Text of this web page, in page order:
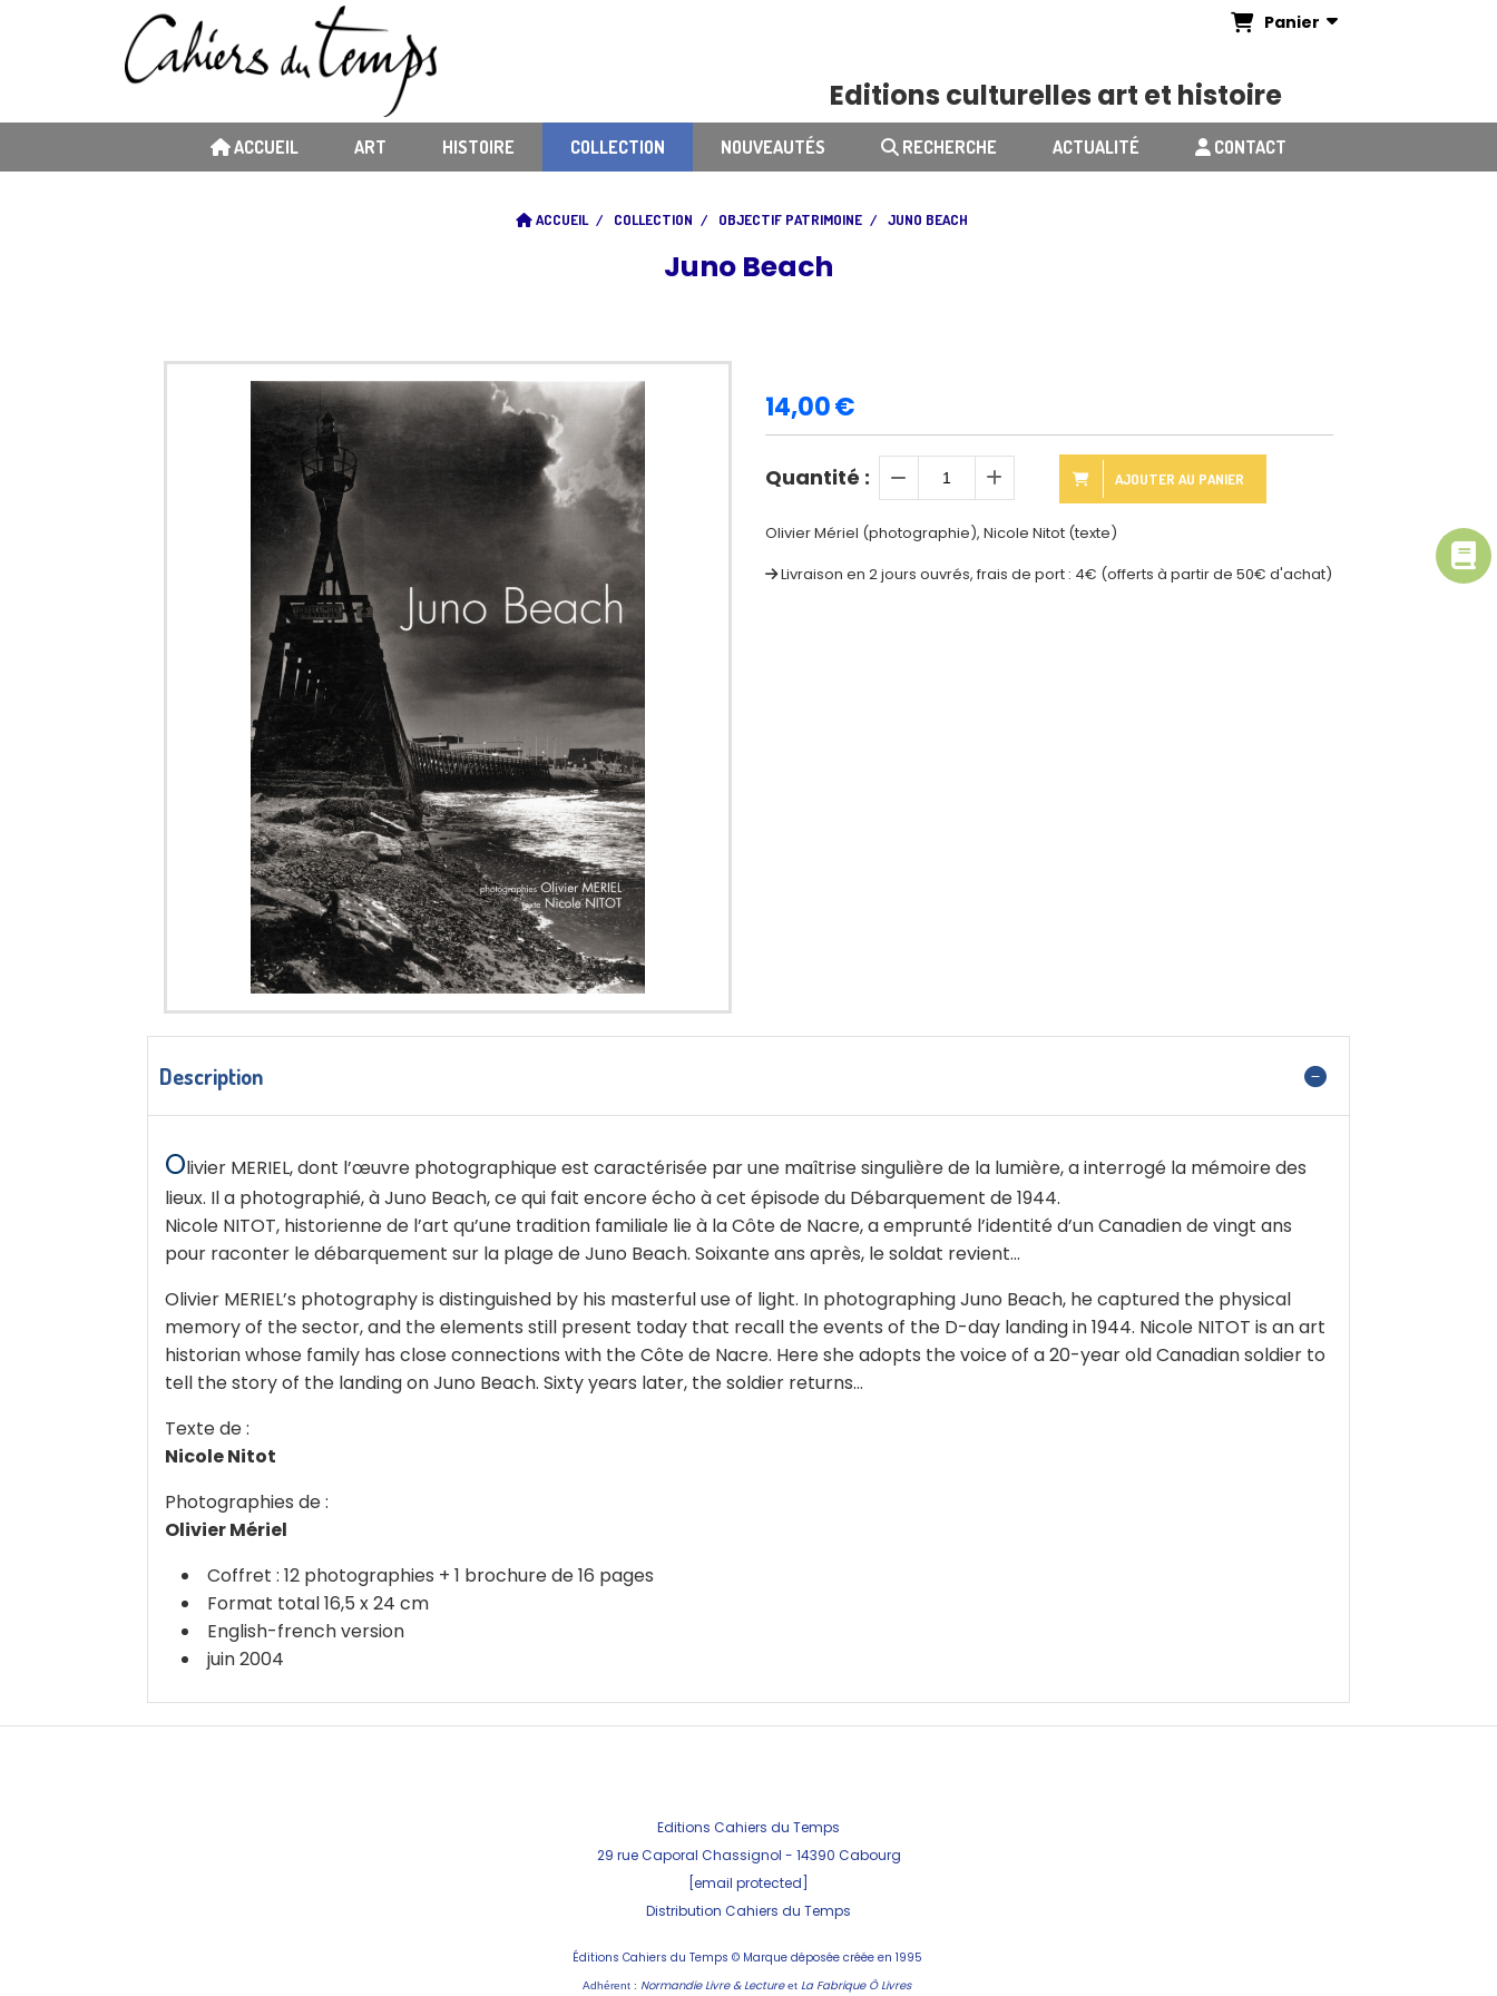
Editions culturelles art et histoire
Panier
ACCUEIL ART HISTOIRE COLLECTION NOUVEAUTÉS RECHERCHE ACTUALITÉ CONTACT
ACCUEIL COLLECTION OBJECTIF PATRIMOINE JUNO BEACH
Juno Beach
14,00€
Quantité : AJOUTER AU PANIER
Olivier Mériel (photographie), Nicole Nitot (texte)
Livraison en 2 jours ouvrés, frais de port : 4€ (offerts à partir de 50€ d'achat)
Description
Olivier MERIEL, dont l’œuvre photographique est caractérisée par une maîtrise singulière de la lumière, a interrogé la mémoire des
lieux. Il a photographié, à Juno Beach, ce qui fait encore écho à cet épisode du Débarquement de 1944.
Nicole NITOT, historienne de l’art qu’une tradition familiale lie à la Côte de Nacre, a emprunté l’identité d’un Canadien de vingt ans
pour raconter le débarquement sur la plage de Juno Beach. Soixante ans après, le soldat revient...
Olivier MERIEL’s photography is distinguished by his masterful use of light. In photographing Juno Beach, he captured the physical
memory of the sector, and the elements still present today that recall the events of the D-day landing in 1944. Nicole NITOT is an art
historian whose family has close connections with the Côte de Nacre. Here she adopts the voice of a 20-year old Canadian soldier to
tell the story of the landing on Juno Beach. Sixty years later, the soldier returns…
Texte de :
Nicole Nitot
Photographies de :
Olivier Mériel
Coffret : 12 photographies + 1 brochure de 16 pages
Format total 16,5 x 24 cm
English-french version
juin 2004
Editions Cahiers du Temps
29 rue Caporal Chassignol - 14390 Cabourg
[email protected]
Distribution Cahiers du Temps
Éditions Cahiers du Temps © Marque déposée créée en 1995
Adhérent : Normandie Livre & Lectureet La Fabrique Ô Livres